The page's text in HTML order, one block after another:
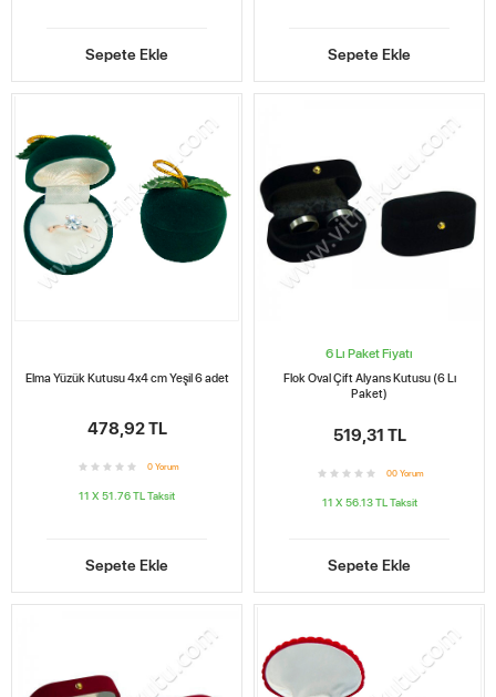
Sepete Ekle Sepete Ekle
Elma Yüzük Kutusu 4x4 cm Yeşil 6 adet
478,92 TL
0 Yorum
11 X 51.76 TL Taksit
Sepete Ekle
6 Lı Paket Fiyatı
Flok Oval Çift Alyans Kutusu (6 Lı
Paket)
519,31 TL
00 Yorum
11 X 56.13 TL Taksit
Sepete Ekle